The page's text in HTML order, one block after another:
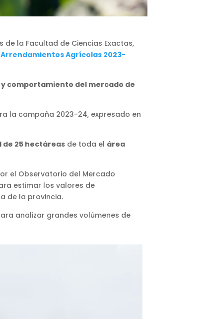
la Facultad de Ciencias Exactas,
Agrícolas 2023-
comportamiento del mercado de
la campaña 2023-24, expresado en
de 25 hectáreas de toda el área
el Observatorio del Mercado
estimar los valores de
de la provincia.
analizar grandes volúmenes de